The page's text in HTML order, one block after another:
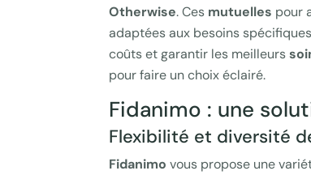
Otherwise. Ces mutuelles pour
adaptées aux besoins
coûts et garantir les meilleurs
pour faire un choix éclairé.
Fidanimo : une
Flexibilité et diversité
Fidanimo vous propose une